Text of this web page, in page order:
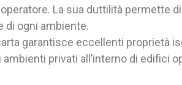
La sua duttilità permette
di ogni ambiente.
garantisce eccellenti proprietà
privati all’interno di edifici